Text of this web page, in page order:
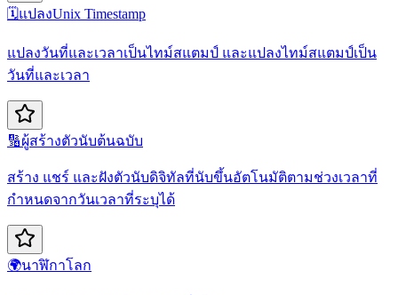
🗓️แปลงUnix Timestamp
แปลงวันที่และเวลาเป็นไทม์สแตมป์ และแปลงไทม์สแตมป์เป็น
วันที่และเวลา
🔢ผู้สร้างตัวนับต้นฉบับ
สร้าง แชร์ และฝังตัวนับดิจิทัลที่นับขึ้นอัตโนมัติตามช่วงเวลาที่
กำหนดจากวันเวลาที่ระบุได้
🌍นาฬิกาโลก